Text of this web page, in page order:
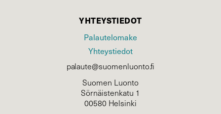
YHTEYSTIEDOT
Palautelomake
Yhteystiedot
palaute@suomenluonto.fi
Suomen Luonto
Sörnäistenkatu 1
00580 Helsinki